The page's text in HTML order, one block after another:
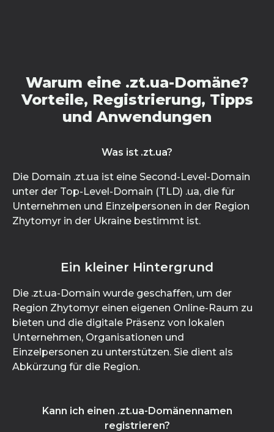
Warum eine .zt.ua-Domäne?
Vorteile, Registrierung, Tipps
und Anwendungen
Was ist .zt.ua?
Die Domain .zt.ua ist eine Second-Level-Domain
unter der Top-Level-Domain (TLD) .ua, die für
Unternehmen und Einzelpersonen in der Region
Zhytomyr in der Ukraine bestimmt ist.
Ein kleiner Hintergrund
Die .zt.ua-Domain wurde geschaffen, um der
Region Zhytomyr einen eigenen Online-Raum zu
bieten und die digitale Präsenz von lokalen
Unternehmen, Organisationen und
Einzelpersonen zu unterstützen. Sie dient als
Abkürzung für die Region.
Kann ich einen .zt.ua-Domänennamen
registrieren?